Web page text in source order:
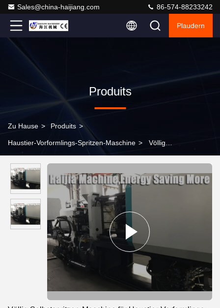
Sales@china-haijiang.com 86-574-88233242
Plaudern
Produits
Zu Hause > Produits >
Haustier-Vorformlings-Spritzen-Maschine > Völlig
Anschlag 1300mm